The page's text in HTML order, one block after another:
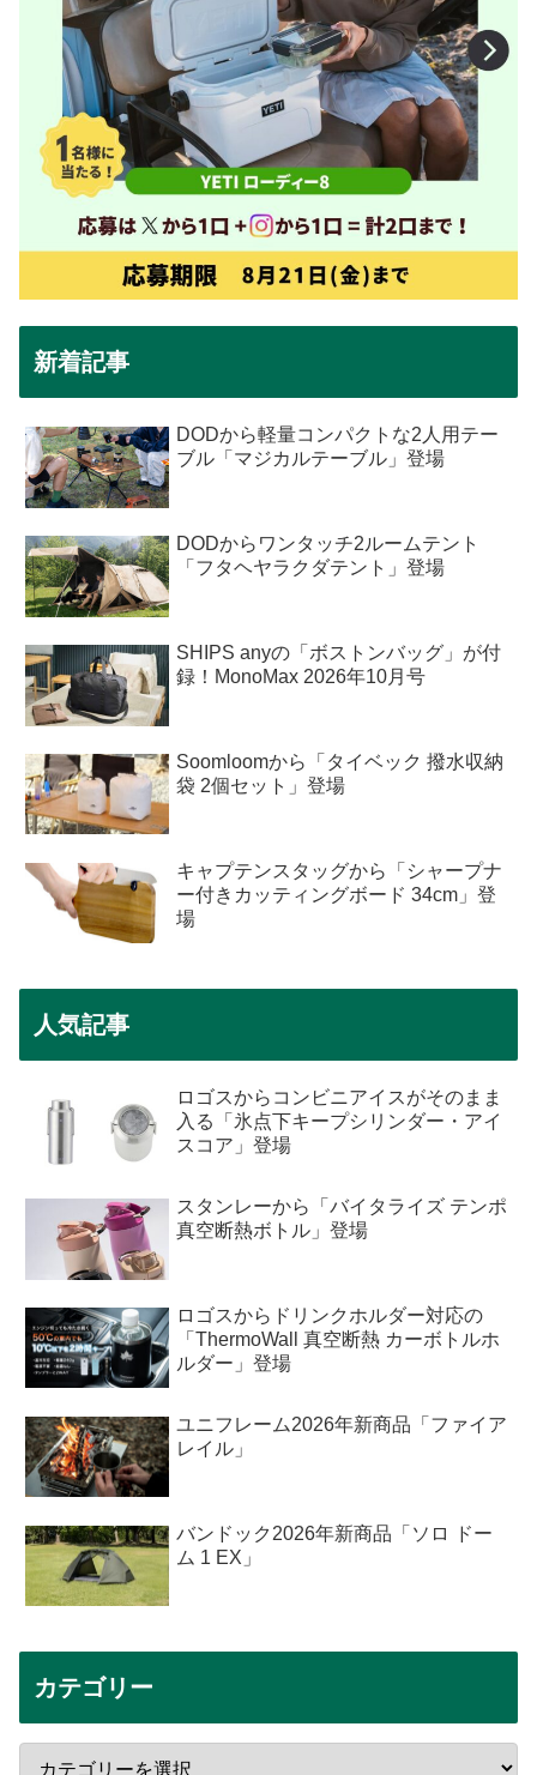
新着記事
DODから軽量コンパクトな2人用テー
ブル「マジカルテーブル」登場
DODからワンタッチ2ルームテント
「フタヘヤラクダテント」登場
SHIPS anyの「ボストンバッグ」が付
録！MonoMax 2026年10月号
Soomloomから「タイベック 撥水収納
袋 2個セット」登場
キャプテンスタッグから「シャープナ
ー付きカッティングボード 34cm」登
場
人気記事
ロゴスからコンビニアイスがそのまま
入る「氷点下キープシリンダー・アイ
スコア」登場
スタンレーから「バイタライズ テンポ
真空断熱ボトル」登場
ロゴスからドリンクホルダー対応の
「ThermoWall 真空断熱 カーボトルホ
ルダー」登場
ユニフレーム2026年新商品「ファイア
レイル」
バンドック2026年新商品「ソロ ドー
ム 1 EX」
カテゴリー